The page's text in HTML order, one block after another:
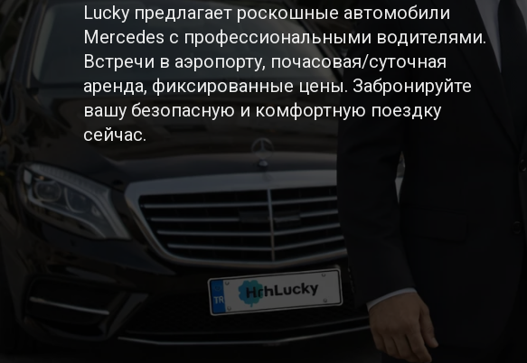
Lucky предлагает роскошные автомобили
Mercedes с профессиональными водителями.
Встречи в аэропорту, почасовая/суточная
аренда, фиксированные цены. Забронируйте
вашу безопасную и комфортную поездку
сейчас.